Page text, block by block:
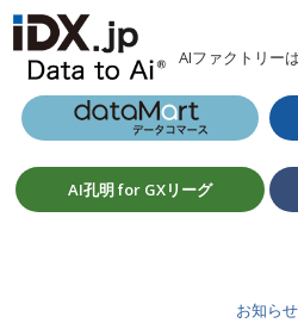
AIファクトリー
AI孔明 for GXリーグ
お知らせ